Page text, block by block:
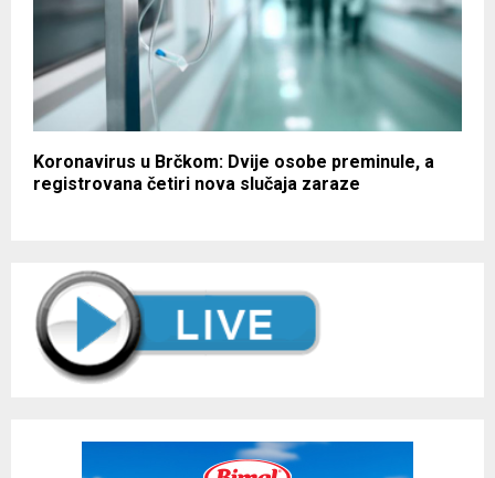
Koronavirus u Brčkom: Dvije osobe preminule, a
registrovana četiri nova slučaja zaraze